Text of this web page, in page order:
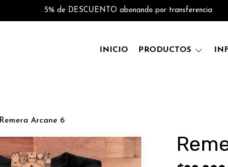
5% de DESCUENTO abonando por transferencia
INICIO PRODUCTOS
Remera Arcane 6